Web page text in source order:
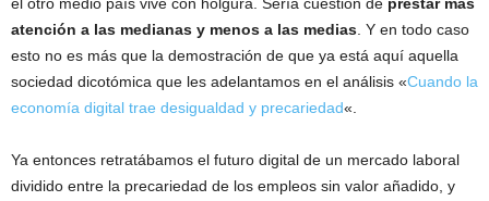
atención a las medianas y menos a las medias . Y en todo caso
esto no es más que la demostración de que ya está aquí aquella
sociedad dicotómica que les adelantamos en el análisis «Cuando la
economía digital trae desigualdad y precariedad«.
Ya entonces retratábamos el futuro digital de un mercado laboral
dividido entre la precariedad de los empleos sin valor añadido, y